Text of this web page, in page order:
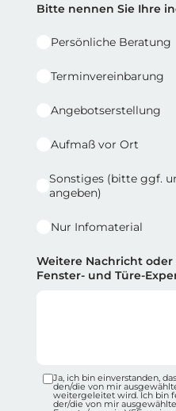
Reihe 2 | Spalte 2
Bitte nennen Sie Ihre
Persönliche Beratung
Terminvereinbarung
Angebotserstellung
Aufmaß vor Ort
Sonstiges (bitte ggf.
angeben)
Nur Infomaterial
Weitere Nachricht
Fenster- und Türe-
Datenschutz-
Ja, ich bin einverstanden,
den/die von mir
weitergeleitet wird. Ich bin
der/die von mir